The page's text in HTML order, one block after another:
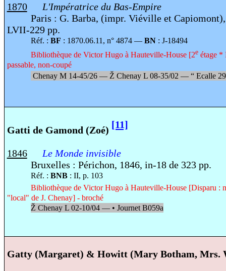
1870
L'Impératrice du Bas-Empire
Paris : G. Barba, (impr. Viéville et
LVII-229 pp.
Réf. : BF : 1870.06.11, n° 4874 — BN: J-18494
Bibliothèque de Victor Hugo à Hauteville-House [2eétage *
passable, non-coupé
Chenay M 14-45/26 — Ž Chenay L 08-35/02 — “Ecalle
Gatti de Gamond (Zoé) [11]
1846
Le Monde invisible
Bruxelles : Périchon, 1846, in-18 de 323 pp.
Réf. : BNB: II, p. 103
Bibliothèque de Victor Hugo à Hauteville-House [Disparu :
"local" de J. Chenay] - broché
Ž Chenay L 02-10/04 — • Journet B059a
Gatty (Margaret) & Howitt (Mary Botham, Mrs.